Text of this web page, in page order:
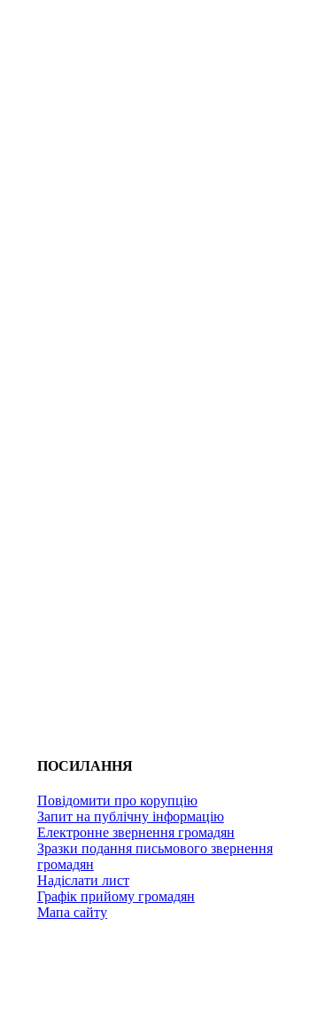
ПОСИЛАННЯ
Повідомити про корупцію
Запит на публічну інформацію
Електронне звернення громадян
Зразки подання письмового звернення
громадян
Надіслати лист
Графік прийому громадян
Мапа сайту